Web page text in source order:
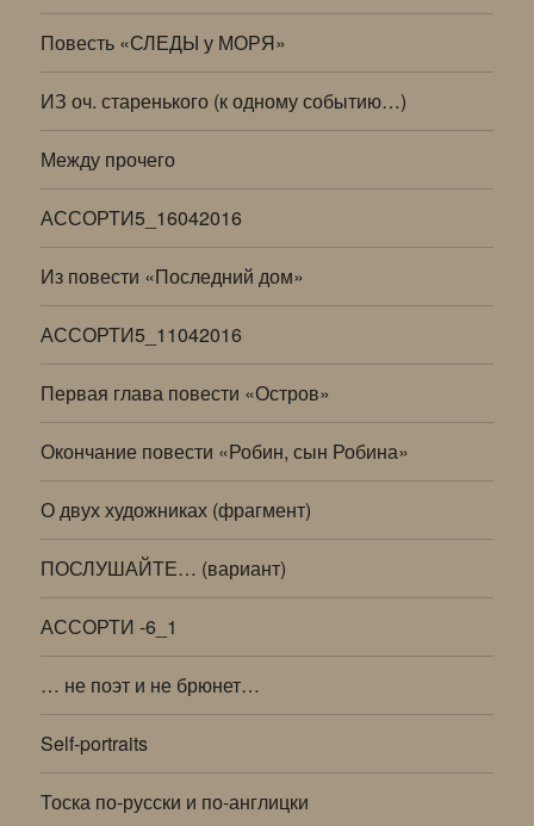
Повесть «СЛЕДЫ у МОРЯ»
ИЗ оч. старенького (к одному событию…)
Между прочего
АССОРТИ5_16042016
Из повести «Последний дом»
АССОРТИ5_11042016
Первая глава повести «Остров»
Окончание повести «Робин, сын Робина»
О двух художниках (фрагмент)
ПОСЛУШАЙТЕ… (вариант)
АССОРТИ -6_1
… не поэт и не брюнет…
Self-portraits
Тоска по-русски и по-англицки